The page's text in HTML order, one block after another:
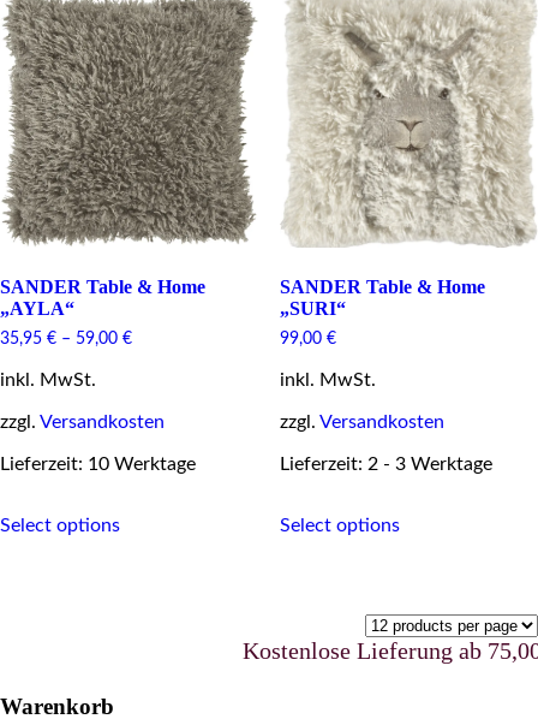
SANDER Table & Home
„AYLA“
35,95 € – 59,00 €
inkl. MwSt.
zzgl. Versandkosten
Lieferzeit: 10 Werktage
Select optionsproduct
SANDER Table & Home
„SURI“
99,00 €
inkl. MwSt.
zzgl. Versandkosten
Lieferzeit: 2 - 3 Werktage
Select optionsproduct
The
options
may
Kostenlose Lieferung ab
Warenkorb